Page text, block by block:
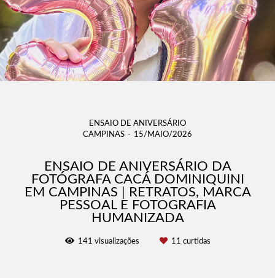
ENSAIO DE ANIVERSÁRIO
CAMPINAS
15/MAIO/2026
ENSAIO DE ANIVERSÁRIO DA
FOTÓGRAFA CACÁ DOMINIQUINI
EM CAMPINAS | RETRATOS, MARCA
PESSOAL E FOTOGRAFIA
HUMANIZADA
141 visualizações 11 curtidas